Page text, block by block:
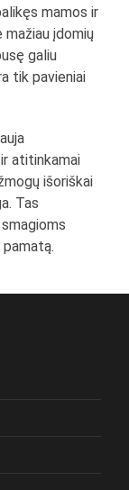
mamos ir
mažiau įdomių
galiu
tik pavieniai
atitinkamai
išoriškai
Tas